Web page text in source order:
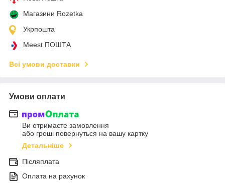
Магазини Rozetka
Укрпошта
Meest ПОШТА
Всі умови доставки
Умови оплати
Ви отримаєте замовлення
або гроші повернуться на вашу картку
Детальніше
Післяплата
Оплата на рахунок